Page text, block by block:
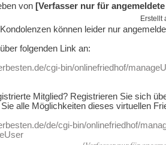
von [Verfasser nur für
Erstellt
können leider nur
folgenden Link an:
cgi-bin/onlinefriedhof/
Mitglied? Registrieren Sie sich
alle Möglichkeiten dieses virtuellen
de/cgi-bin/onlinefriedhof/